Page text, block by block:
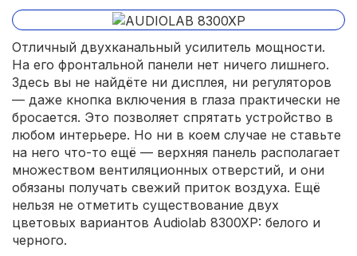
Отличный двухканальный усилитель мощности.
На его фронтальной панели нет ничего лишнего.
Здесь вы не найдёте ни дисплея, ни регуляторов
— даже кнопка включения в глаза практически не
бросается. Это позволяет спрятать устройство в
любом интерьере. Но ни в коем случае не ставьте
на него что-то ещё — верхняя панель располагает
множеством вентиляционных отверстий, и они
обязаны получать свежий приток воздуха. Ещё
нельзя не отметить существование двух
цветовых вариантов Audiolab 8300XP: белого и
черного.